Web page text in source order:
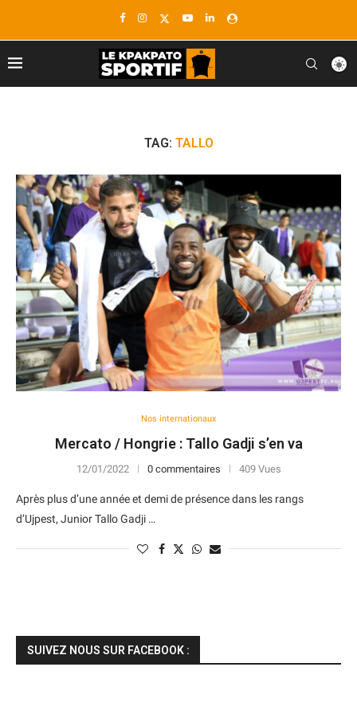
TAG: TALLO
Nos internationaux
Mercato / Hongrie : Tallo Gadji s’en va
12/01/2022 0 commentaires 409 Vues
Après plus d’une année et demi de présence dans les rangs
d’Ujpest, Junior Tallo Gadji …
SUIVEZ NOUS SUR FACEBOOK :